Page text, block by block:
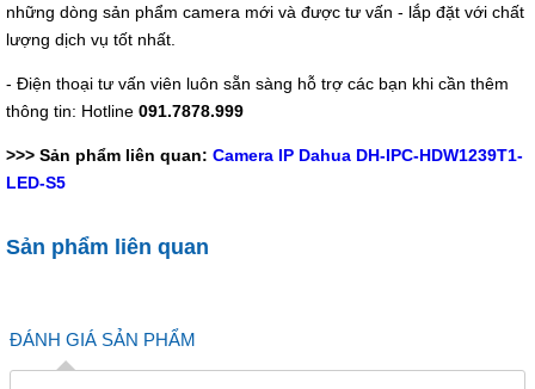
những dòng sản phẩm camera mới và được tư vấn - lắp đặt với chất
lượng dịch vụ tốt nhất.
- Điện thoại tư vấn viên luôn sẵn sàng hỗ trợ các bạn khi cần thêm
thông tin: Hotline 091.7878.999
>>> Sản phẩm liên quan: Camera IP Dahua DH-IPC-HDW1239T1-
LED-S5
Sản phẩm liên quan
ĐÁNH GIÁ SẢN PHẨM